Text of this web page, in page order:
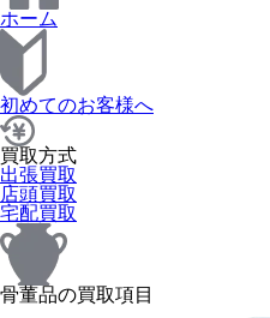
ホーム
初めてのお客様へ
買取方式
出張買取
店頭買取
宅配買取
骨董品の買取項目